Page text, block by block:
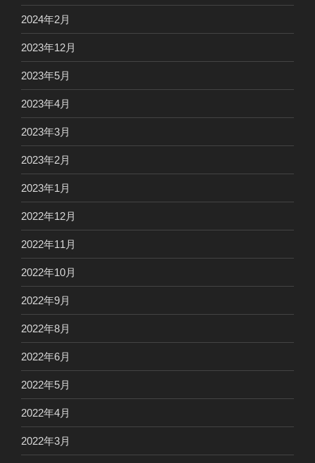
2024年2月
2023年12月
2023年5月
2023年4月
2023年3月
2023年2月
2023年1月
2022年12月
2022年11月
2022年10月
2022年9月
2022年8月
2022年6月
2022年5月
2022年4月
2022年3月